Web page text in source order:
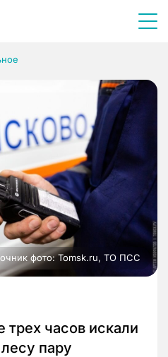
фото: Tomsk.ru, ТО ПСС
часов искали
пару